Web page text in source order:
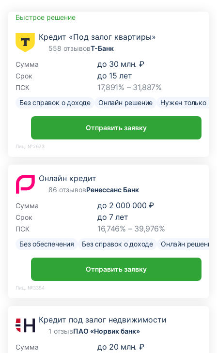
Быстрое решение
Кредит «Под залог квартиры»
558 отзывовТ-Банк
Сумма
до 30 млн. ₽
Срок до 15 лет
ПСК 17,891% – 31,887%
Без справок о доходе Онлайн решение Нужен только
Отправить заявку
Лиц. №2673
Онлайн кредит
86 отзывовРенессанс Банк
Сумма
до 2 000 000 ₽
Срок до7лет
ПСК 16,746% – 39,976%
Без обеспечения Без справок о доходе Онлайн решение
Отправить заявку
Лиц. №3354
Кредит под залог недвижимости
1 отзывПАО «Норвик банк»
Сумма
до 20 млн. ₽